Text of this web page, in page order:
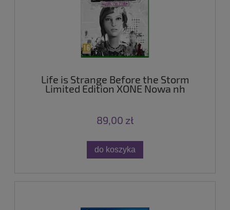
Life is Strange Before the Storm
Limited Edition XONE Nowa nh
89,00 zł
do koszyka